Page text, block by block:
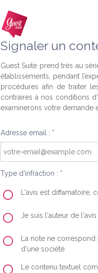
Signaler un
Guest Suite prend très au
établissements, pendant
procédures afin de traiter
contraires à nos conditions
examinerons votre demande
Adresse email : *
Type d'infraction : *
L'avis est
Je suis l'auteur de
La note ne
d'une société.
Le contenu textuel